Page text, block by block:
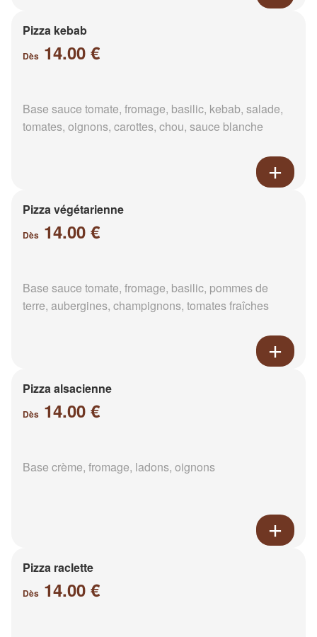
Pizza kebab
Dès 14.00 €
Base sauce tomate, fromage, basilic, kebab, salade,
tomates, oignons, carottes, chou, sauce blanche
Pizza végétarienne
Dès 14.00 €
Base sauce tomate, fromage, basilic, pommes de
terre, aubergines, champignons, tomates fraîches
Pizza alsacienne
Dès 14.00 €
Base crème, fromage, ladons, oignons
Pizza raclette
Dès 14.00 €